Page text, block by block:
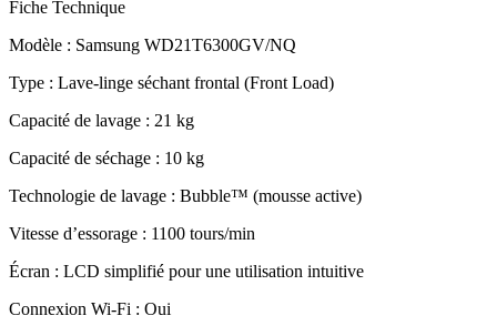
Fiche Technique
Modèle : Samsung WD21T6300GV/NQ
Type : Lave-linge séchant frontal (Front Load)
Capacité de lavage : 21 kg
Capacité de séchage : 10 kg
Technologie de lavage : Bubble™ (mousse active)
Vitesse d’essorage : 1100 tours/min
Écran : LCD simplifié pour une utilisation intuitive
Connexion Wi-Fi : Oui